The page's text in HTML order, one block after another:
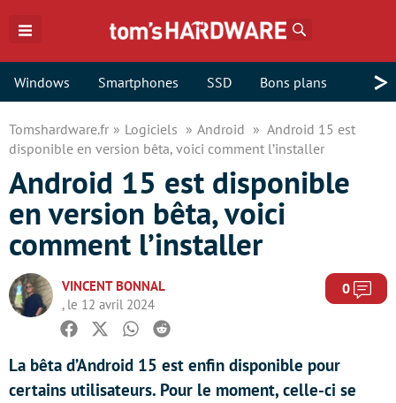
Windows Smartphones SSD Bons plans >
Tomshardware.fr Logiciels Android
Android 15 est
disponible en version bêta, voici comment l’installer
Android 15 est disponible
en version bêta, voici
comment l’installer
VINCENT BONNAL
, le 12 avril 2024
0
Facebook
TwitterWhatsapp
Reddit
La bêta d’Android 15 est enfin disponible pour
certains utilisateurs. Pour le moment, celle-ci se